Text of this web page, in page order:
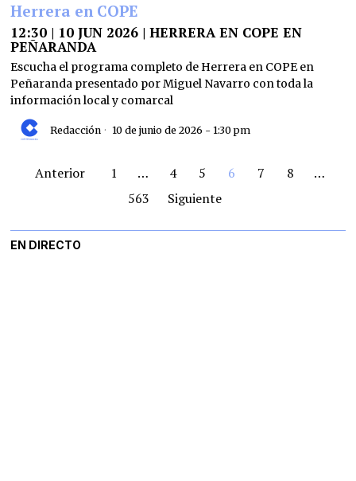
Herrera en COPE
12:30 | 10 JUN 2026 | HERRERA EN COPE EN
PEÑARANDA
Escucha el programa completo de Herrera en COPE en
Peñaranda presentado por Miguel Navarro con toda la
información local y comarcal
Redacción 10 de junio de 2026 - 1:30 pm
Anterior 1 … 4 5 6 7 8
…
563
Siguiente
EN DIRECTO